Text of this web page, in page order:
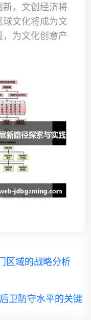
，文创经济将
文化将成为文
为文化创意产
区域的战略分析
卫防守水平的关键